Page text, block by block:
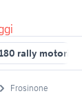
rally motori
Frosinone